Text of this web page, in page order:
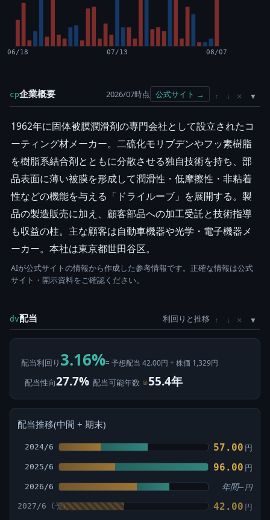
06/18 07/13 08/07
cp企業概要 2026/07時点 公式サイト → ↑ ↓ ×
1962年に固体被膜潤滑剤の専門会社として設立されたコ
ーティング材メーカー。二硫化モリブデンやフッ素樹脂
を樹脂系結合剤とともに分散させる独自技術を持ち、部
品表面に薄い被膜を形成して潤滑性・低摩擦性・非粘着
性などの機能を与える「ドライルーブ」を展開する。製
品の製造販売に加え、顧客部品への加工受託と技術指導
も収益の柱。主な顧客は自動車機器や光学・電子機器メ
ーカー。本社は東京都世田谷区。
AIが公式サイトの情報から作成した参考情報です。正確な情報は公式
サイト・開示資料をご確認ください。
dv配当 利回りと推移 ↑ ↓ ×
配当利回り 3.16%= 予想配当 42.00円 ÷ 株価 1,329円
配当性向27.7% 配当可能年数 ⊙55.4年
配当推移(中間 + 期末)
2024/6 57.00 円
2025/6 96.00 円
2026/6 年間— 円
2027/6 42.00 円